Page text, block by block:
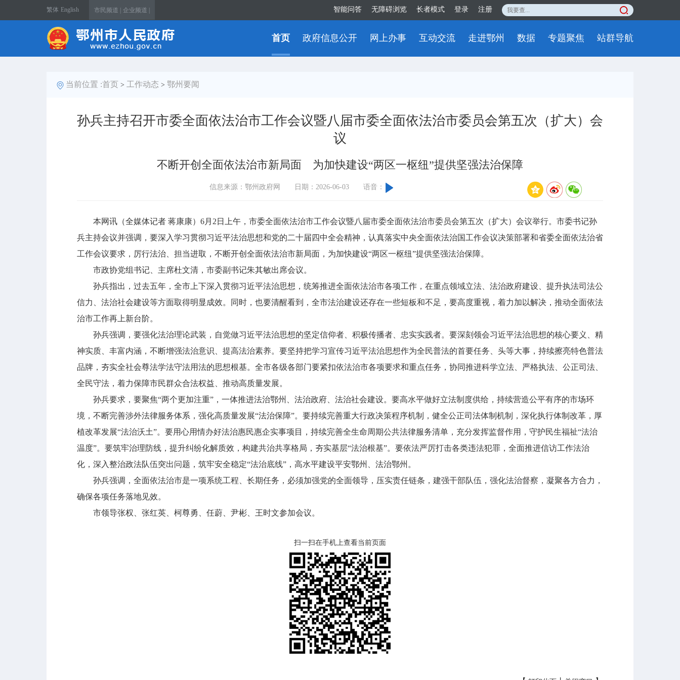
繁体 English 市民频道 | 企业频道 | 智能问答 无障碍浏览 长者模式 登录 注册
首页 政府信息公开 网上办事 互动交流 走进鄂州 数据 专题聚焦 站群导航
当前位置 :首页 > 工作动态 > 鄂州要闻
孙兵主持召开市委全面依法治市工作会议暨八届市委全面依法治市委员会第五次（扩大）会
议
不断开创全面依法治市新局面 为加快建设“两区一枢纽”提供坚强法治保障
信息来源：鄂州政府网 日期：2026-06-03 语音：
本网讯（全媒体记者 蒋康康）6月2日上午，市委全面依法治市工作会议暨八届市委全面依法治市委员会第五次（扩大）会议举行。市委书记孙
兵主持会议并强调，要深入学习贯彻习近平法治思想和党的二十届四中全会精神，认真落实中央全面依法治国工作会议决策部署和省委全面依法治省
工作会议要求，厉行法治、担当进取，不断开创全面依法治市新局面，为加快建设“两区一枢纽”提供坚强法治保障。
市政协党组书记、主席杜文清，市委副书记朱其敏出席会议。
孙兵指出，过去五年，全市上下深入贯彻习近平法治思想，统筹推进全面依法治市各项工作，在重点领域立法、法治政府建设、提升执法司法公
信力、法治社会建设等方面取得明显成效。同时，也要清醒看到，全市法治建设还存在一些短板和不足，要高度重视，着力加以解决，推动全面依法
治市工作再上新台阶。
孙兵强调，要强化法治理论武装，自觉做习近平法治思想的坚定信仰者、积极传播者、忠实实践者。要深刻领会习近平法治思想的核心要义、精
神实质、丰富内涵，不断增强法治意识、提高法治素养。要坚持把学习宣传习近平法治思想作为全民普法的首要任务、头等大事，持续擦亮特色普法
品牌，夯实全社会尊法学法守法用法的思想根基。全市各级各部门要紧扣依法治市各项要求和重点任务，协同推进科学立法、严格执法、公正司法、
全民守法，着力保障市民群众合法权益、推动高质量发展。
孙兵要求，要聚焦“两个更加注重”，一体推进法治鄂州、法治政府、法治社会建设。要高水平做好立法制度供给，持续营造公平有序的市场环
境，不断完善涉外法律服务体系，强化高质量发展“法治保障”。要持续完善重大行政决策程序机制，健全公正司法体制机制，深化执行体制改革，厚
植改革发展“法治沃土”。要用心用情办好法治惠民惠企实事项目，持续完善全生命周期公共法律服务清单，充分发挥监督作用，守护民生福祉“法治
温度”。要筑牢治理防线，提升纠纷化解质效，构建共治共享格局，夯实基层“法治根基”。要依法严厉打击各类违法犯罪，全面推进信访工作法治
化，深入整治政法队伍突出问题，筑牢安全稳定“法治底线”，高水平建设平安鄂州、法治鄂州。
孙兵强调，全面依法治市是一项系统工程、长期任务，必须加强党的全面领导，压实责任链条，建强干部队伍，强化法治督察，凝聚各方合力，
确保各项任务落地见效。
市领导张权、张红英、柯尊勇、任蔚、尹彬、王时文参加会议。
扫一扫在手机上查看当前页面